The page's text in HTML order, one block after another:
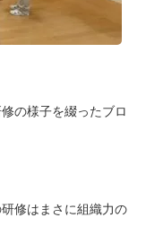
の様子を綴ったブロ
修はまさに組織力の